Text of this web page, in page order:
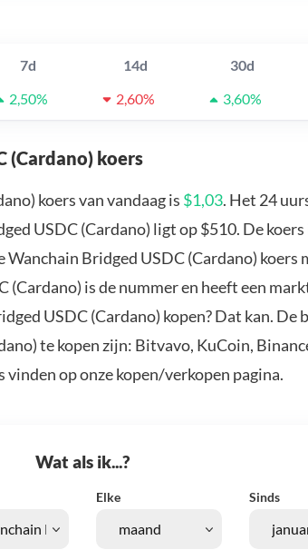
7d 14d 30d
2,50% 2,60% 3,60%
(Cardano) koers
koers van vandaag is $1,03. Het 24
USDC (Cardano) ligt op $510. De koers
Wanchain Bridged USDC (Cardano) koers
(Cardano) is de nummer en heeft een
USDC (Cardano) kopen? Dat kan. De
te kopen zijn: Bitvavo, KuCoin,
vinden op onze kopen/verkopen pagina.
Wat als ik...?
Elke Sinds